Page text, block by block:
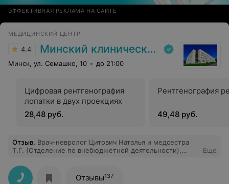
ЭФФЕКТИВНАЯ РЕКЛАМА НА САЙТЕ
МЕДИЦИНСКИЙ ЦЕНТР
4.4 Минский клинический консультативно-диагностический центр
Минск, ул. Семашко, 10 до 21:00
Цифровая рентгенография
лопатки в двух проекциях
28,48 руб.
Рентгенография
49,48 руб.
Отзыв. Врач-невролог Цитович Наталья и медсестра
Т.Г. (Отделение по внебюджетной деятельности),
пациента в медпомощи. Тактично и внимательно
выданы рекомендации для дальнейших обследований.
Еще
Отзывы137